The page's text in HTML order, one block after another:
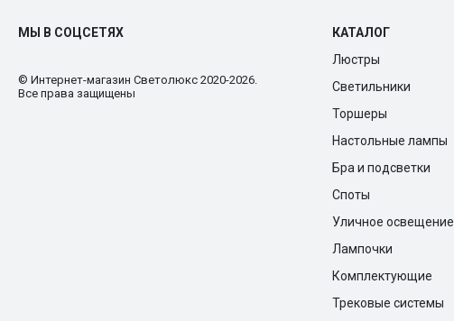
МЫ В СОЦСЕТЯХ
© Интернет-магазин Cветолюкс 2020-2026.
Все права защищены
КАТАЛОГ
Люстры
Светильники
Торшеры
Настольные лампы
Бра и подсветки
Споты
Уличное освещение
Лампочки
Комплектующие
Трековые системы